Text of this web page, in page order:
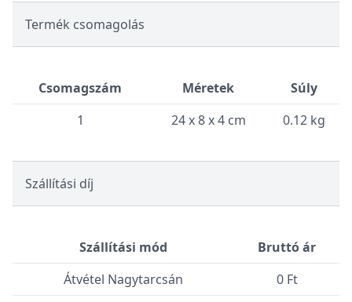
Termék csomagolás
Csomagszám Méretek
Súly
1
24 x 8 x 4 cm 0.12 kg
Szállítási díj
Szállítási mód
Bruttó ár
Átvétel Nagytarcsán
0 Ft